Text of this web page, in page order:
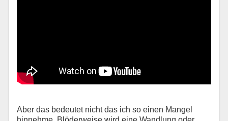
Aber das bedeutet nicht das ich so einen Mangel